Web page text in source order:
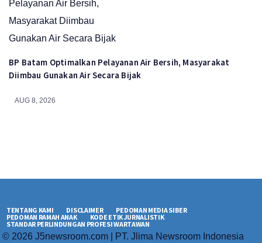
BP Batam Optimalkan Pelayanan Air Bersih, Masyarakat
Diimbau Gunakan Air Secara Bijak
AUG 8, 2026
TENTANG KAMI DISCLAIMER
PEDOMAN MEDIA SIBER
PEDOMAN RAMAH ANAK
KODE ETIK JURNALISTIK
STANDAR PERLINDUNGAN PROFESI WARTAWAN
© 2026 J5newsroom.com | PT. Jlima Newsroom Indonesia